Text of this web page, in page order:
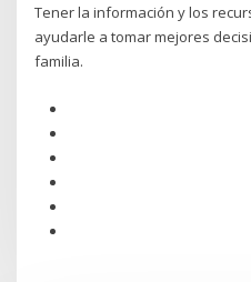
Tener la información y los
ayudarle a tomar mejores
familia.